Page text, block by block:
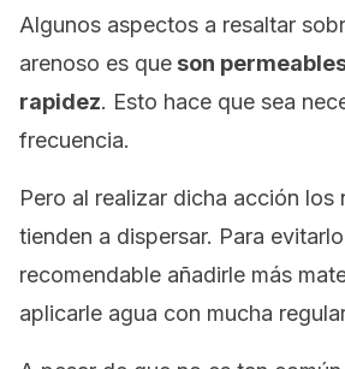
Algunos aspectos a resaltar
arenoso es que son
rapidez. Esto hace que sea
frecuencia.
Pero al realizar dicha acción los
tienden a dispersar. Para
recomendable añadirle más
aplicarle agua con mucha